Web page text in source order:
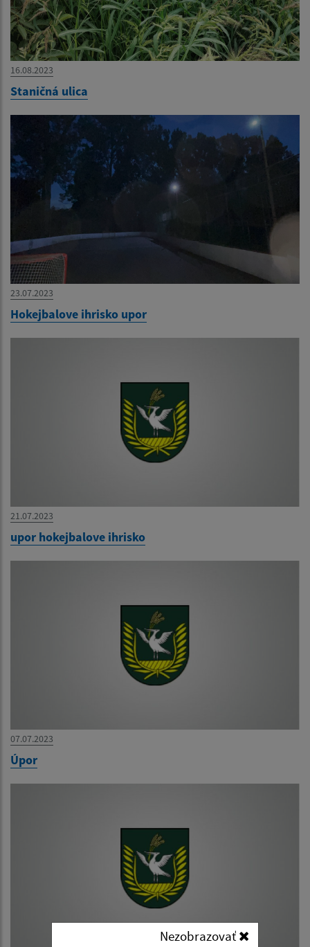
Nezobrazovať
16.08.2023
Staničná ulica
23.07.2023
Hokejbalove ihrisko upor
21.07.2023
upor hokejbalove ihrisko
07.07.2023
Úpor